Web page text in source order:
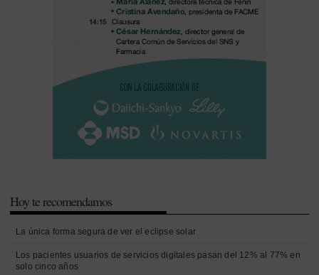
Hoy te recomendamos
La única forma segura de ver el eclipse solar
Los pacientes usuarios de servicios digitales pasan del 12% al 77% en
solo cinco años